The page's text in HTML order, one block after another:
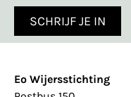
SCHRIJF JE IN
Eo Wijersstichting